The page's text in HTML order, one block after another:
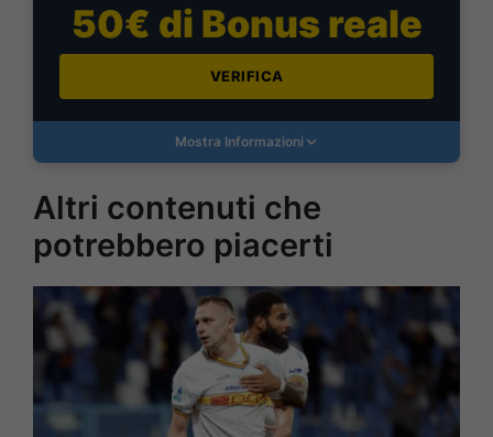
50€ di Bonus reale
VERIFICA
Mostra Informazioni
Altri contenuti che
potrebbero piacerti